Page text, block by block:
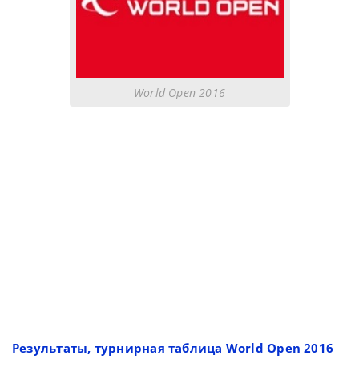
World Open 2016
Результаты, турнирная таблица World Open 2016